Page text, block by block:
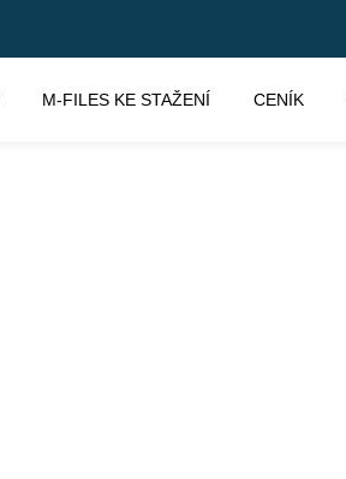
M-FILES KE STAŽENÍ CENÍK